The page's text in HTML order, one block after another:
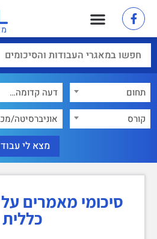
תחום דעה קדומה כללית
קורס אוניברסיטה/
סיכומי מאמרים
כללית